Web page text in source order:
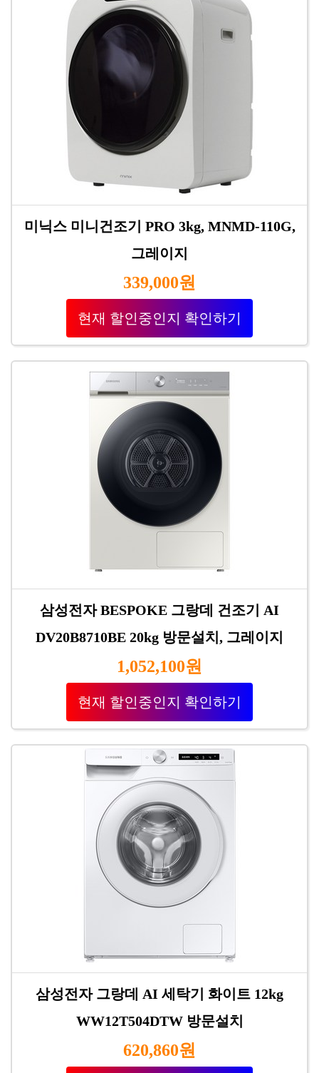
미닉스 미니건조기 PRO 3kg, MNMD-110G,
그레이지
339,000원
현재 할인중인지 확인하기
삼성전자 BESPOKE 그랑데 건조기 AI
DV20B8710BE 20kg 방문설치, 그레이지
1,052,100원
현재 할인중인지 확인하기
삼성전자 그랑데 AI 세탁기 화이트 12kg
WW12T504DTW 방문설치
620,860원